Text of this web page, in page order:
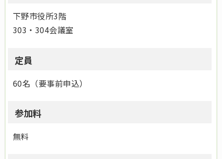
下野市役所3階
303・304会議室
定員
60名（要事前申込）
参加料
無料